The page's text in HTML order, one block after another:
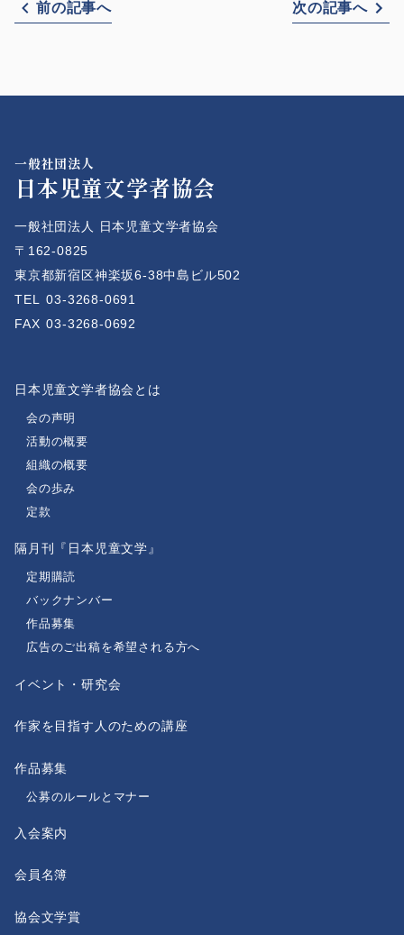
前の記事へ 次の記事へ
一般社団法人
日本児童文学者協会
一般社団法人 日本児童文学者協会
〒162-0825
東京都新宿区神楽坂6-38中島ビル502
TEL
03-3268-0691
FAX 03-3268-0692
日本児童文学者協会とは
会の声明
活動の概要
組織の概要
会の歩み
定款
隔月刊『日本児童文学』
定期購読
バックナンバー
作品募集
広告のご出稿を希望される方へ
イベント・研究会
作家を目指す人のための講座
作品募集
公募のルールとマナー
入会案内
会員名簿
協会文学賞